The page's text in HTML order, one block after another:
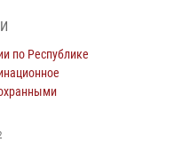
изымать
житель
для добровольной
по Республике